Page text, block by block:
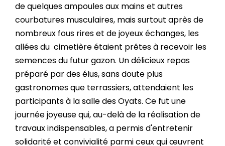
de quelques ampoules aux mains et autres
courbatures musculaires, mais surtout après de
nombreux fous rires et de joyeux échanges, les
allées du cimetière étaient prêtes à recevoir les
semences du futur gazon. Un délicieux repas
préparé par des élus, sans doute plus
gastronomes que terrassiers, attendaient les
participants à la salle des Oyats. Ce fut une
journée joyeuse qui, au-delà de la réalisation de
travaux indispensables, a permis d'entretenir
solidarité et convivialité parmi ceux qui œuvrent